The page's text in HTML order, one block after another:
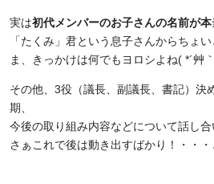
実は初代メンバーのお子さんの名前が本
「たくみ」君という息子さんからちょ
ま、きっかけは何でもヨロシよね( *´艸
その他、3役（議長、副議長、書記）決
期、
今後の取り組み内容などについて話し合
さぁこれで後は動き出すばかり！・・・